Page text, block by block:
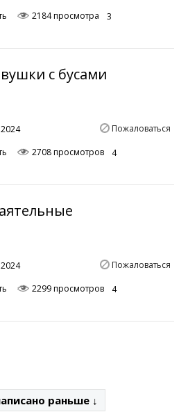
2184 просмотра 3
с бусами
Пожаловаться
2708 просмотров 4
Пожаловаться
2299 просмотров 4
раньше ↓